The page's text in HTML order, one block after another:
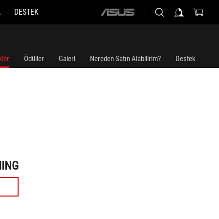
DESTEK
ASUS
Ödüller Galeri Nereden Satın Alabilirim? Destek